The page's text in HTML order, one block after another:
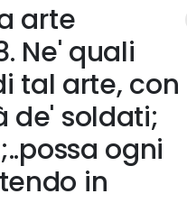
arte
Ne' quali
tal arte, con
de' soldati;
ogni
in